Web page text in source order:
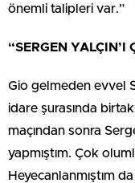
önemli talipleri var.”
“SERGEN YALÇIN’I
Gio gelmeden evvel
idare şurasında
maçından sonra
yapmıştım. Çok
Heyecanlanmıştım